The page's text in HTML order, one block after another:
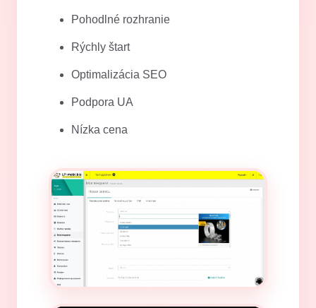
Pohodlné rozhranie
Rýchly štart
Optimalizácia SEO
Podpora UA
Nízka cena